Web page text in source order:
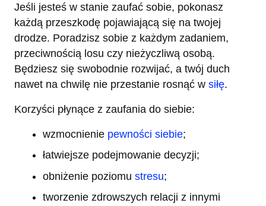
Jeśli jesteś w stanie zaufać sobie, pokonasz
każdą przeszkodę pojawiającą się na twojej
drodze. Poradzisz sobie z każdym zadaniem,
przeciwnością losu czy nieżyczliwą osobą.
Będziesz się swobodnie rozwijać, a twój duch
nawet na chwilę nie przestanie rosnąć w siłę.
Korzyści płynące z zaufania do siebie:
wzmocnienie pewności siebie;
łatwiejsze podejmowanie decyzji;
obniżenie poziomu stresu;
tworzenie zdrowszych relacji z innymi